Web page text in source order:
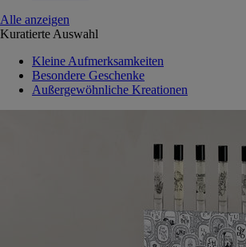
Alle anzeigen
Kuratierte Auswahl
Kleine Aufmerksamkeiten
Besondere Geschenke
Außergewöhnliche Kreationen